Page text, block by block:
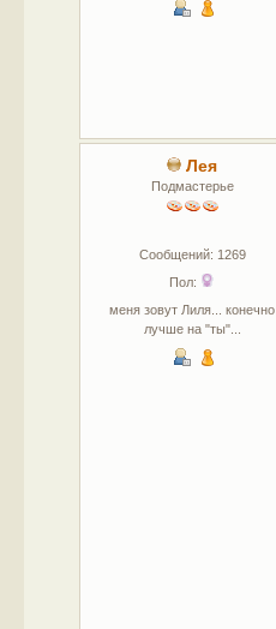
Лея
Подмастерье
Сообщений: 1269
Пол:
меня зовут Лиля... конечно
лучше на "ты"...